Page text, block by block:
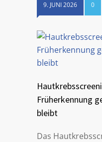
9. JUNI 2026 0
Früherkennung
bleibt
Das